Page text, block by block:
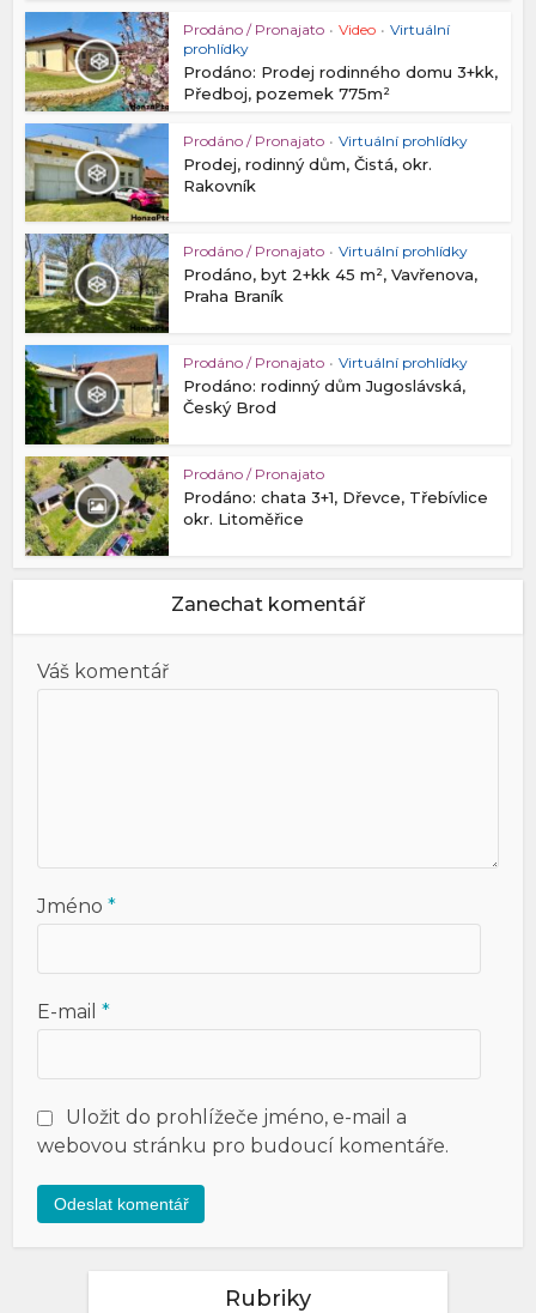
Prodáno / Pronajato • Video • Virtuální
prohlídky
Prodáno: Prodej rodinného domu 3+kk,
Předboj, pozemek 775m²
Prodáno / Pronajato • Virtuální prohlídky
Prodej, rodinný dům, Čistá, okr.
Rakovník
Prodáno / Pronajato • Virtuální prohlídky
Prodáno, byt 2+kk 45 m², Vavřenova,
Praha Braník
Prodáno / Pronajato • Virtuální prohlídky
Prodáno: rodinný dům Jugoslávská,
Český Brod
Prodáno / Pronajato
Prodáno: chata 3+1, Dřevce, Třebívlice
okr. Litoměřice
Zanechat komentář
Váš komentář
Jméno*
E-mail*
Uložit do prohlížeče jméno, e-mail a
webovou stránku pro budoucí komentáře.
Rubriky